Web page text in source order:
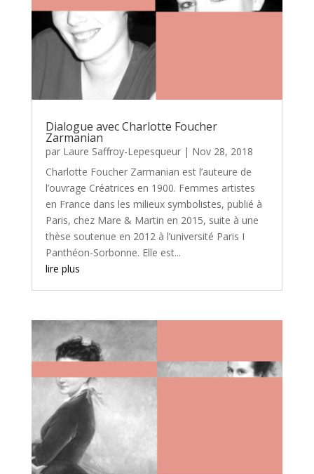
Dialogue avec Charlotte Foucher
Zarmanian
par Laure Saffroy-Lepesqueur| Nov 28, 2018
Charlotte Foucher Zarmanian est l’auteure de
l’ouvrage Créatrices en 1900. Femmes artistes
en France dans les milieux symbolistes, publié à
Paris, chez Mare & Martin en 2015, suite à une
thèse soutenue en 2012 à l’université Paris I
Panthéon-Sorbonne. Elle est...
lire plus